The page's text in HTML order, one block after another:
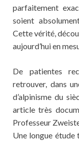
parfaitement
soient
Cette vérité,
aujourd’hui en
De patientes
retrouver, dans
d’alpinisme du
article très
Professeur
Une longue étude